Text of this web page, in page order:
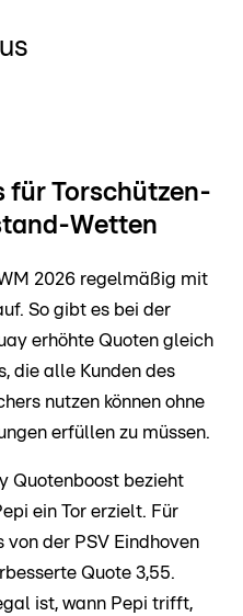
für Torschützen-
Wetten
2026 regelmäßig mit
So gibt es bei der
erhöhte Quoten gleich
die alle Kunden des
nutzen können ohne
erfüllen zu müssen.
Quotenboost bezieht
ein Tor erzielt. Für
von der PSV Eindhoven
Quote 3,55.
ist, wann Pepi trifft,